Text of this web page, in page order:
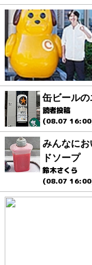
缶ビール
読者投稿
(08.07
みんなに
ドソープ
鈴木さくら
(08.07